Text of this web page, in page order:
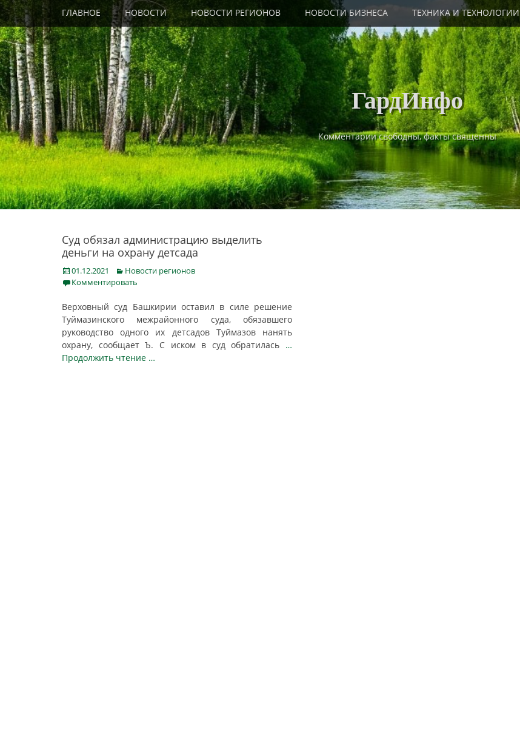
Skip
content
Primary Menu
ГЛАВНОЕ НОВОСТИ НОВОСТИ РЕГИОНОВ НОВОСТИ БИЗНЕСА ТЕХНИКА И ТЕХНОЛОГИИ
ГардИнфо
Комментарии свободны, факты священны
Суд обязал администрацию выделить
деньги на охрану детсада
Posted
on
01.12.2021 Categories
Новости регионов
Комментировать
Верховный суд Башкирии оставил в силе решение
Туймазинского межрайонного суда, обязавшего
руководство одного их детсадов Туймазов нанять
охрану, сообщает Ъ. С иском в суд обратилась …
Продолжить чтение …